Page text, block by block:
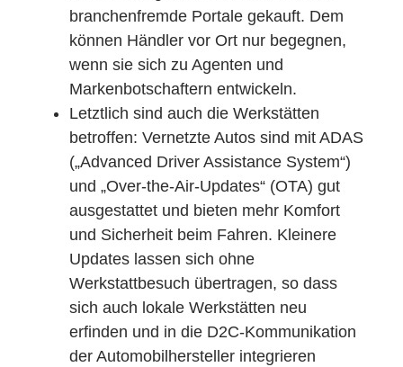
branchenfremde Portale gekauft. Dem
können Händler vor Ort nur begegnen,
wenn sie sich zu Agenten und
Markenbotschaftern entwickeln.
Letztlich sind auch die Werkstätten
betroffen: Vernetzte Autos sind mit ADAS
(„Advanced Driver Assistance System“)
und „Over-the-Air-Updates“ (OTA) gut
ausgestattet und bieten mehr Komfort
und Sicherheit beim Fahren. Kleinere
Updates lassen sich ohne
Werkstattbesuch übertragen, so dass
sich auch lokale Werkstätten neu
erfinden und in die D2C-Kommunikation
der Automobilhersteller integrieren